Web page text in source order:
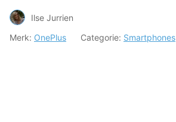
Ilse Jurrien
Merk: OnePlus Categorie: Smartphones